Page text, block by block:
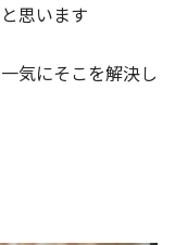
思います
気にそこを解決し